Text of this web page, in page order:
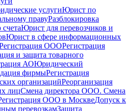
услугиЮрист по
правуРазблокировка
счетаЮрист для перевозчиков и
Юрист в сфере информационных
ОООРегистрация
и защита товарного
АОЮридический
фирмыРегистрация
организацийРеорганизация
лицСмена директора ООО. Смена
ООО в МосквеДопуск к
перевозкамЗащита